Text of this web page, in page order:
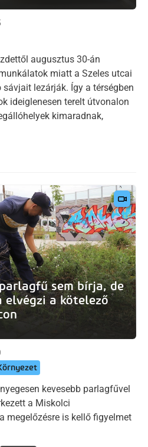
augusztus 30-án
miatt a Szeles utcai
lezárják. Így a térségben
ideiglenesen terelt útvonalon
kimaradnak,
sem bírja, de
elvégzi a kötelező
kevesebb parlagfűvel
a Miskolci
megelőzésre is kellő figyelmet